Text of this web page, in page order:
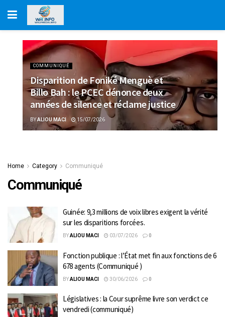
COMMUNIQUÉ
Disparition de Foniké Menguè et
Billo Bah : le PCEC dénonce deux
années de silence et réclame justice
BYALIOU MACI 15/07/2026
Home Category Communiqué
Communiqué
Guinée: 9,3 millions de voix libres exigent la vérité
sur les disparitions forcées.
BYALIOU MACI 03/07/2026 0
Fonction publique : l’État met fin aux fonctions de 6
678 agents (Communiqué )
BYALIOU MACI 30/06/2026 0
Législatives : la Cour suprême livre son verdict ce
vendredi (communiqué)